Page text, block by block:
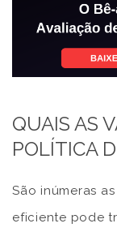
QUAIS AS
POLÍTICA
São inúmeras
eficiente pode